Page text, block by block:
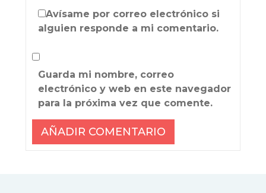
Avísame por correo electrónico si
alguien responde a mi comentario.
Guarda mi nombre, correo
electrónico y web en este navegador
para la próxima vez que comente.